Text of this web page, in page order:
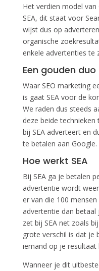
Het verdien model
SEA, dit staat voor
wijst dus op
organische
enkele advertenties te
Een gouden duo
Waar SEO marketing
is gaat SEA voor de
We raden dus steeds
deze beide
bij SEA adverteert en
te betalen aan Google.
Hoe werkt SEA
Bij SEA ga je betalen
advertentie wordt
er van die 100
advertentie dan betaal
zet bij SEA net zoals
grote verschil is dat je
iemand op je resultaat
Wanneer je dit